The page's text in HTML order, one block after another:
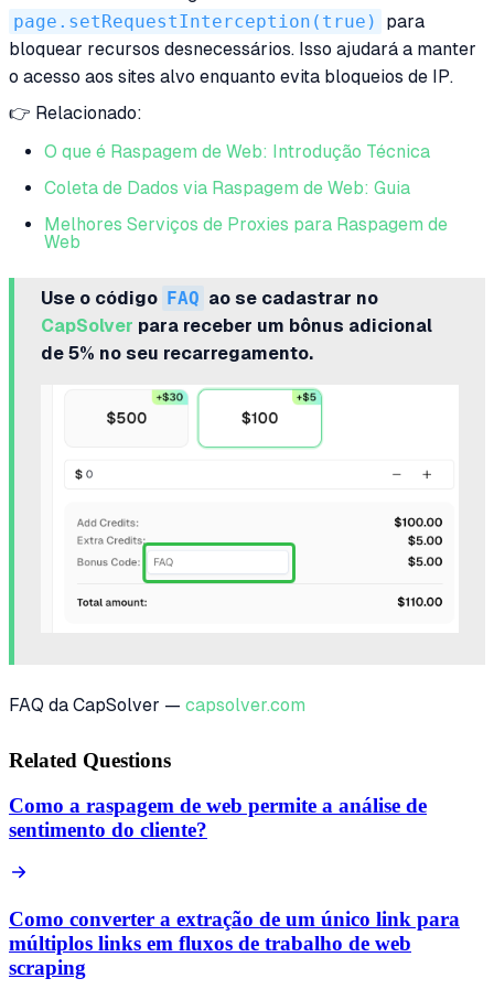
page.setRequestInterception(true)
para
bloquear recursos desnecessários. Isso ajudará a manter
o acesso aos sites alvo enquanto evita bloqueios de IP.
👉 Relacionado:
O que é Raspagem de Web: Introdução Técnica
Coleta de Dados via Raspagem de Web: Guia
Melhores Serviços de Proxies para Raspagem de
Web
Use o código FAQ ao se cadastrar no
CapSolver para receber um bônus adicional
de 5% no seu recarregamento.
FAQ da CapSolver — capsolver.com
Related Questions
Como a raspagem de web permite a análise de
sentimento do cliente?
Como converter a extração de um único link para
múltiplos links em fluxos de trabalho de web
scraping